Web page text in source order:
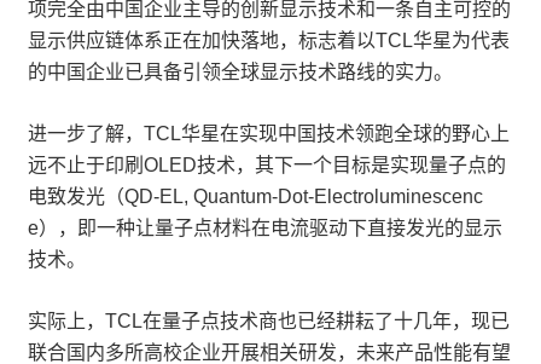
项完全由中国企业主导的创新显示技术和一条自主可控的
显示供应链体系正在加快落地，标志着以TCL华星为代表
的中国企业已具备引领全球显示技术路线的实力。
进一步了解，TCL华星在实现中国技术领跑全球的野心上
远不止于印刷OLED技术，其下一个目标是实现量子点的
电致发光（QD-EL, Quantum-Dot-Electroluminescenc
e），即一种让量子点材料在电流驱动下直接发光的显示
技术。
实际上，TCL在量子点技术商也已经耕耘了十几年，现已
联合国内多所高校企业开展相关研发，未来产品性能有望